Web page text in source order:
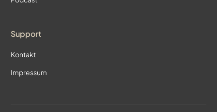
Support
Kontakt
Impressum